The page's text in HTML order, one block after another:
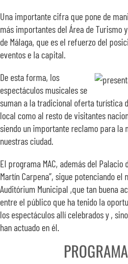
Una importante cifra que pone de
más importantes del Área de Turismo
de Málaga, que es el refuerzo del
eventos e la capital.
De esta forma, los
espectáculos musicales se
suman a la tradicional oferta turística
local como al resto de visitantes
siendo un importante reclamo para la
nuestras ciudad.
El programa MAC, además del Palacio
Martín Carpena”, sigue potenciando
Auditórium Municipal ,que tan buena
entre el público que ha tenido la
los espectáculos allí celebrados y ,
han actuado en él.